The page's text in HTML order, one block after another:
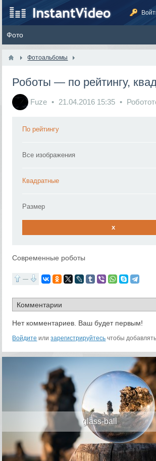
Фотоальбомы
Роботы — по рейтингу,
Fuze 21.04.2016 15:35
По рейтингу
Все изображения
Квадратные
Размер
x
Современные роботы
—
Нет комментариев. Ваш будет первым!
Войдите илизарегистрируйтесь чтобы
glass-ball